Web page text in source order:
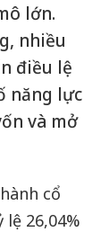
lớn.
nhiều
điều lệ
năng lực
và mở
cổ
26,04%